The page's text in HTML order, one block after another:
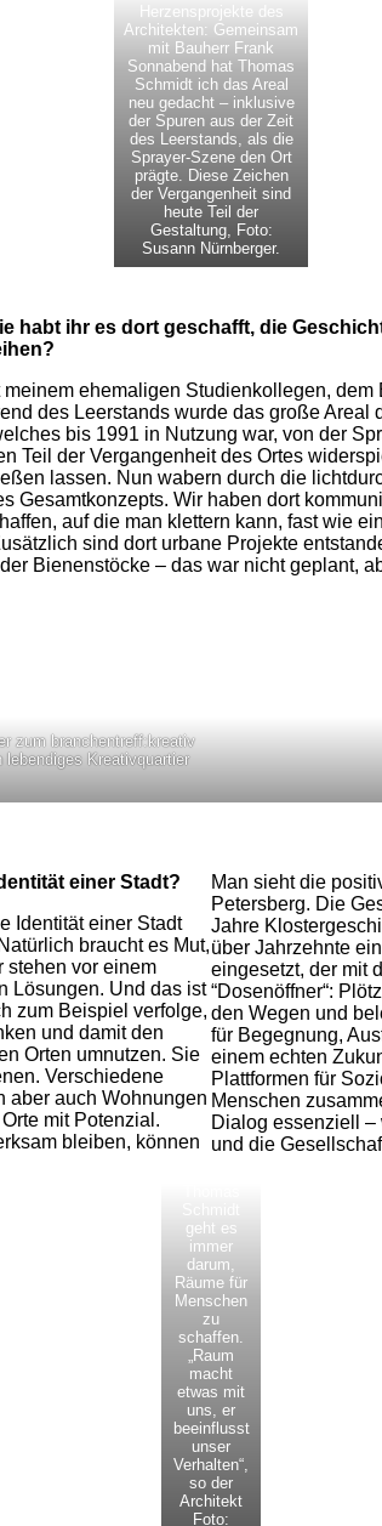
Herzensprojekte des
Architekten: Gemeinsam
mit Bauherr Frank
Sonnabend hat Thomas
Schmidt ich das Areal
neu gedacht – inklusive
der Spuren aus der Zeit
des Leerstands, als die
Sprayer-Szene den Ort
prägte. Diese Zeichen
der Vergangenheit sind
heute Teil der
Gestaltung, Foto:
Susann Nürnberger.
habt ihr es dort geschafft, die
ehemaligen Studienkollegen, dem
des Leerstands wurde das große Areal
bis 1991 in Nutzung war, von der
Teil der Vergangenheit des Ortes
lassen. Nun wabern durch die
Gesamtkonzepts. Wir haben dort
auf die man klettern kann, fast wie ein
sind dort urbane Projekte
Bienenstöcke – das war nicht geplant,
zum branchentreff:kreativ
Kreativquartier
einer Stadt?
Identität einer Stadt
braucht es Mut,
stehen vor einem
Lösungen. Und das ist
zum Beispiel verfolge,
und damit den
Orten umnutzen. Sie
Verschiedene
aber auch Wohnungen
mit Potenzial.
bleiben, können
Man sieht die
Petersberg. Die
Jahre
über Jahrzehnte
eingesetzt, der mit
“Dosenöffner“:
den Wegen und
für Begegnung,
einem echten
Plattformen für
Menschen
Dialog essenziell –
und die
geht es
immer
darum,
Räume für
Menschen
zu
schaffen.
„Raum
macht
etwas mit
uns, er
beeinflusst
unser
Verhalten“,
so der
Architekt
Foto: